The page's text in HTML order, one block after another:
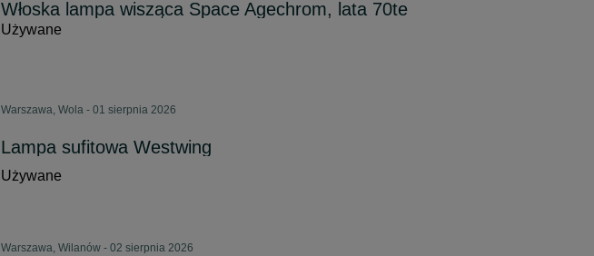
Włoska lampa wisząca Space Agechrom, lata 70te
Używane
Warszawa, Wola - 01 sierpnia 2026
Lampa sufitowa Westwing
Używane
Warszawa, Wilanów - 02 sierpnia 2026